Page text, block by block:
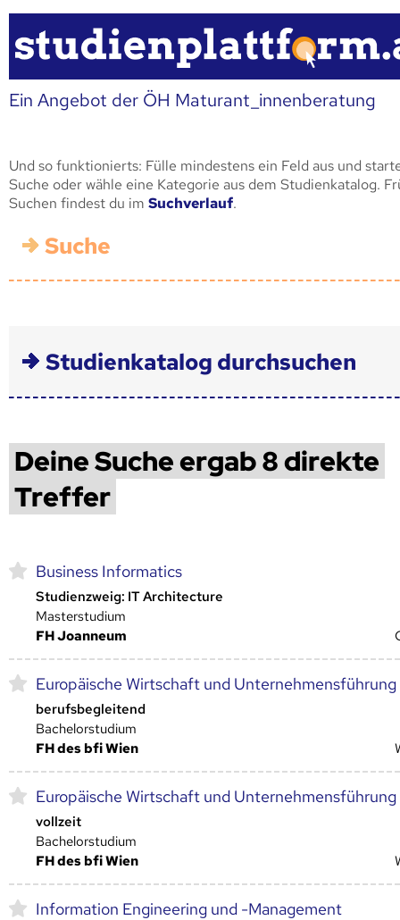
Ein Angebot der ÖH Maturant_innenberatung
Und so funktionierts: Fülle mindestens ein Feld aus und
Suche oder wähle eine Kategorie aus dem Studienkatalog.
Suchen findest du im Suchverlauf.
Suche
Studienkatalog durchsuchen
Deine Suche ergab 8 direkte
Treffer
Business Informatics
Studienzweig: IT Architecture
Masterstudium
FH Joanneum
Europäische Wirtschaft und Unternehmensführung
berufsbegleitend
Bachelorstudium
FH des bfi Wien
Europäische Wirtschaft und Unternehmensführung
vollzeit
Bachelorstudium
FH des bfi Wien
Information Engineering und -Management